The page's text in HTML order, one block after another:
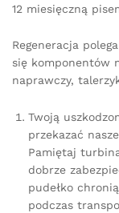
12 miesięczną
Regeneracja
się komponentów
naprawczy,
Twoją
przekazać
Pamiętaj
dobrze
pudełko
podczas